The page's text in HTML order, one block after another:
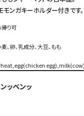
ンガキーホルダー付きです。
り可
、卵、乳成分、大豆、もも
ッベンッ